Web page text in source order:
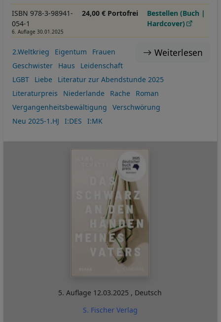
ISBN 978-3-98941-
054-1
6. Auflage 30.01.2025
24,00 € Portofrei
Bestellen (Buch |
Hardcover)
Weiterlesen
2.Weltkrieg Eigentum
Frauen
Geschwister
Haus
Leidenschaft
LGBT
Liebe
Literatur zur Abendstunde 2025
Literaturpreis
Niederlande Rache
Roman
Vergangenheitsbewältigung
Verschwörung
Neu 2025-1.HJ
I:DES I:MK
5. Auflage 12.03.2025 , Deutsch
S. Fischer Verlag